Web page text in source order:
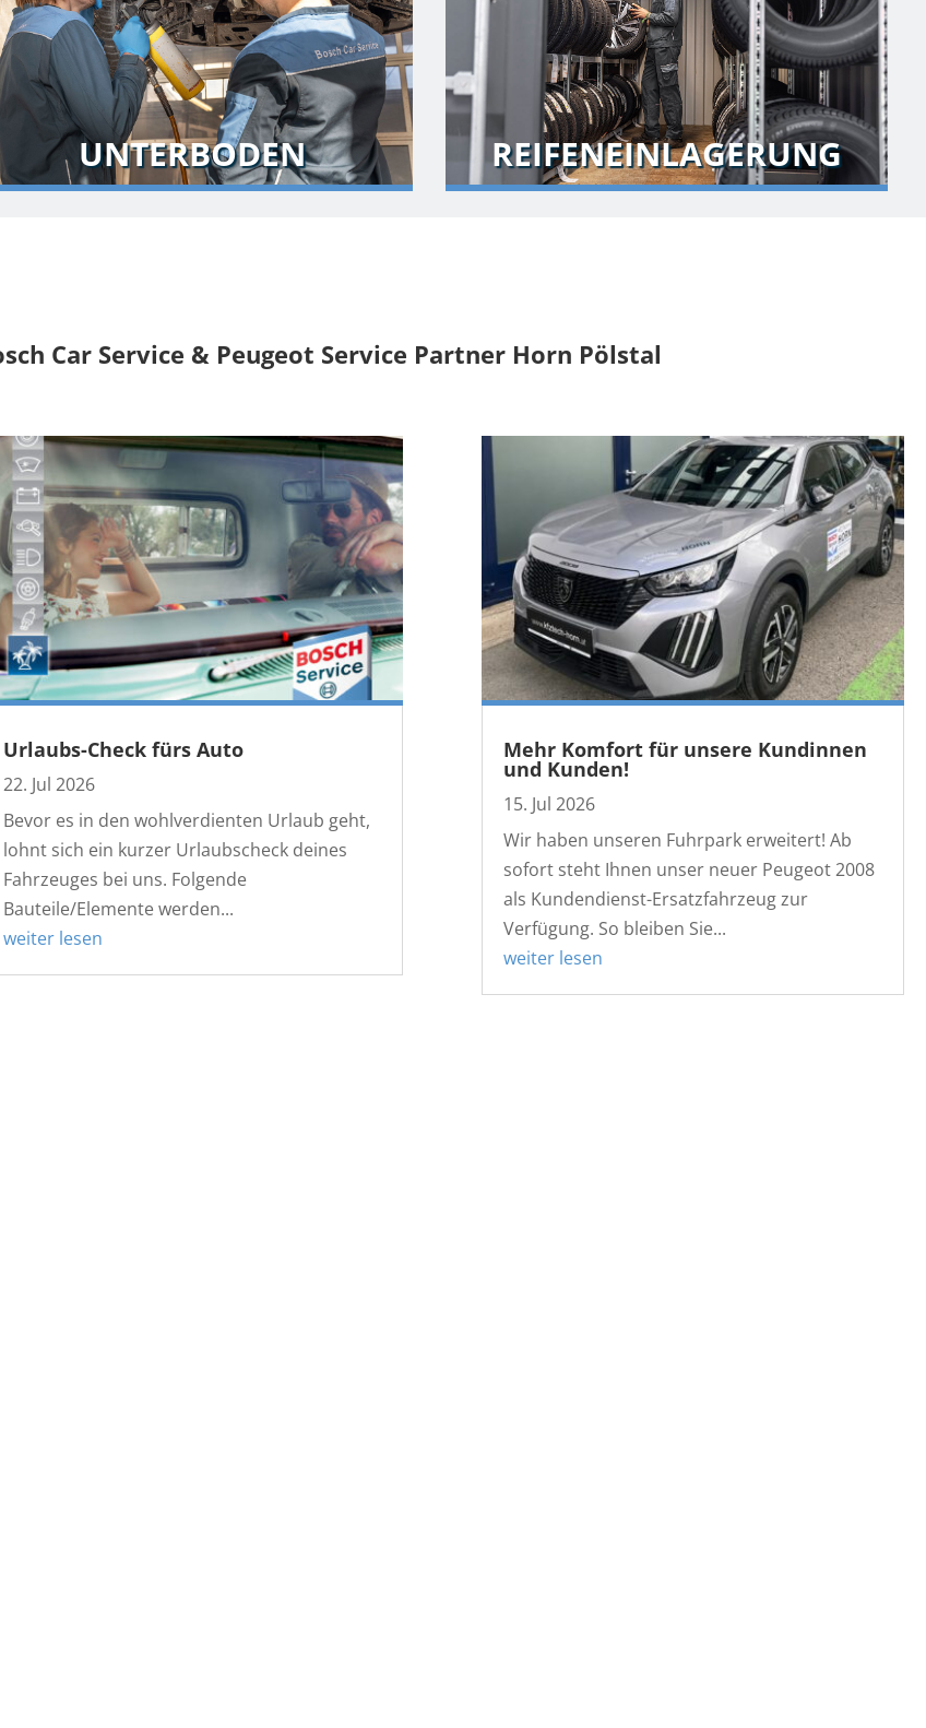
UNTERBODEN REIFENEINLAGERUNG
Car Service & Peugeot Service Partner Horn Pölstal
Urlaubs-Check fürs Auto
22. Jul 2026
Bevor es in den wohlverdienten Urlaub geht,
lohnt sich ein kurzer Urlaubscheck deines
Fahrzeuges bei uns. Folgende
Bauteile/Elemente werden...
weiter lesen
Mehr Komfort für unsere Kundinnen
und Kunden!
15. Jul 2026
Wir haben unseren Fuhrpark erweitert! Ab
sofort steht Ihnen unser neuer Peugeot 2008
als Kundendienst-Ersatzfahrzeug zur
Verfügung. So bleiben Sie...
weiter lesen